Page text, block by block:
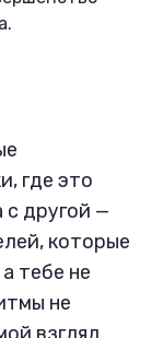
где это
с другой —
которые
тебе не
не